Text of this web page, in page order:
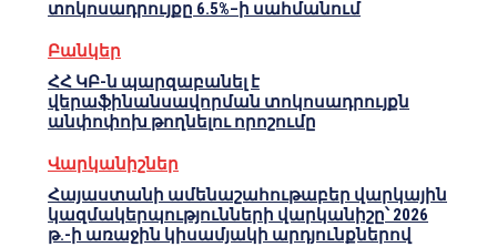
տոկոսադրույքը 6.5%–ի սահմանում
Բանկեր
ՀՀ ԿԲ-ն պարզաբանել է
վերաֆինանսավորման տոկոսադրույքն
անփոփոխ թողնելու որոշումը
Վարկանիշներ
Հայաստանի ամենաշահութաբեր վարկային
կազմակերպությունների վարկանիշը՝ 2026
թ.-ի առաջին կիսամյակի արդյունքներով